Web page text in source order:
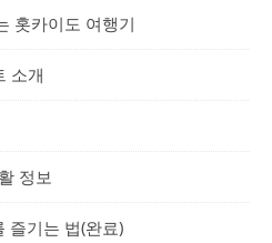
홋카이도 여행기
소개
정보
즐기는 법(완료)